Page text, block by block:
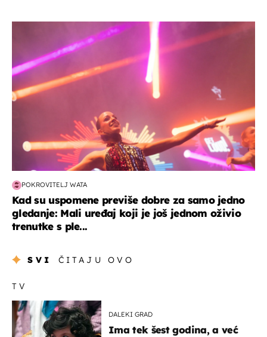
POKROVITELJ WATA
Kad su uspomene previše dobre za samo jedno
gledanje: Mali uređaj koji je još jednom oživio
trenutke s ple...
SVI ČITAJU OVO
TV
DALEKI GRAD
Ima tek šest godina, a već